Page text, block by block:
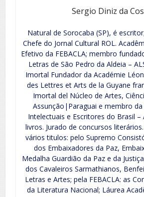
Sergio Diniz da
Natural de Sorocaba (SP), é
Chefe do Jornal Cultural ROL.
Efetivo da FEBACLA; membro
Letras de São Pedro da Aldeia –
Imortal Fundador da Académie
des Lettres et Arts de la Guyane
Imortal del Núcleo de Artes,
Assunção|Paraguai e membro
Intelectuais e Escritores do Brasil –
livros. Jurado de concursos
vários titulos: pelo Supremo
dos Embaixadores da Paz,
Medalha Guardião da Paz e da
dos Cavaleiros Sarmathianos,
Letras e Artes; pela FEBACLA: as
da Literatura Nacional; Láurea